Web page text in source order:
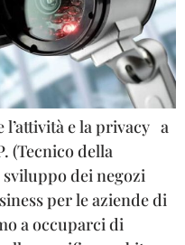
l’attività e la privacy a
(Tecnico della
dei negozi
per le aziende di
a occuparci di